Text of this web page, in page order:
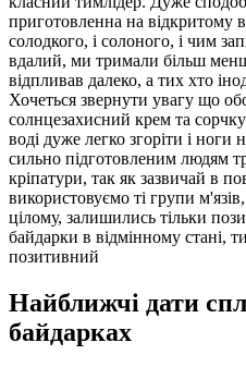
приготовленна на відкритому
солодкого, і солоного, і чим
вдалий, ми тримали більш
відпливав далеко, а тих хто
Хочеться звернути увагу що
солнцезахисний крем та
воді дуже легко згоріти і
сильно підготовленим людям
кріпатури, так як зазвичай в
використовуємо ті групи
цілому, залишились тільки
байдарки в відмінному стані,
позитивний
Найближчі дати
байдарках